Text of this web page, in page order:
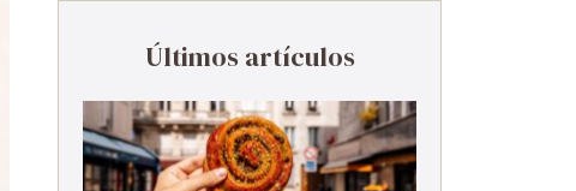
Últimos artículos